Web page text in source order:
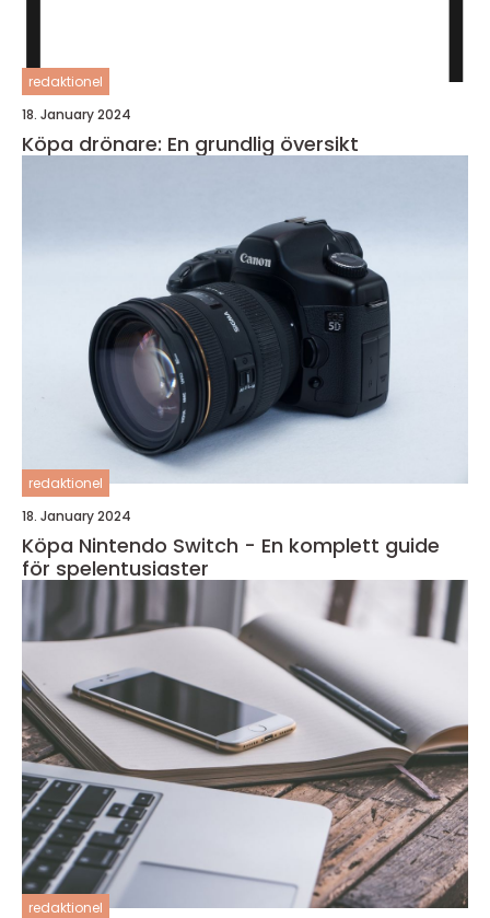
redaktionel
18. January 2024
Köpa drönare: En grundlig översikt
redaktionel
18. January 2024
Köpa Nintendo Switch - En komplett guide
för spelentusiaster
redaktionel